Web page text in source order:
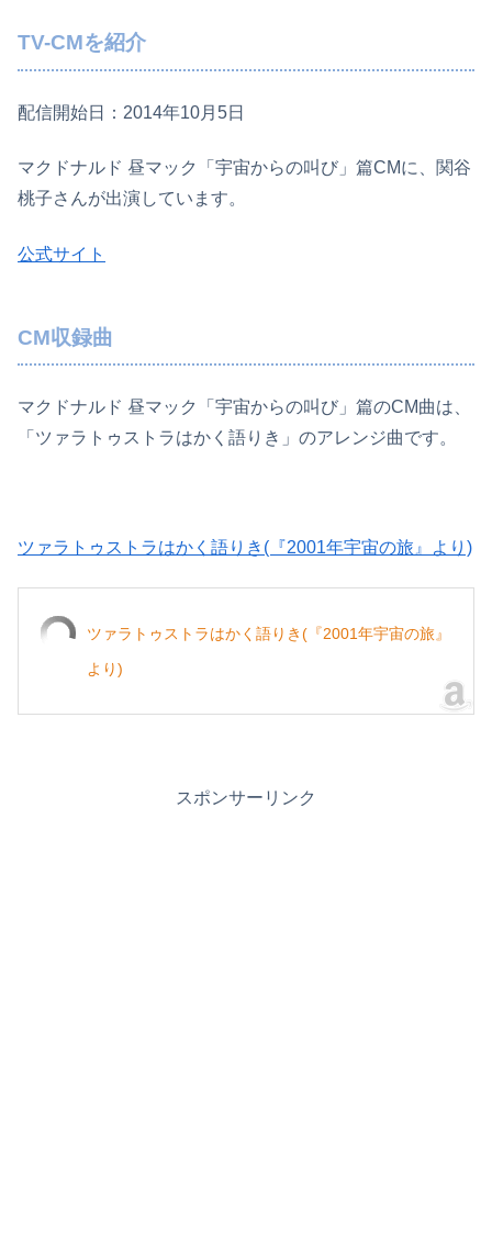
TV-CMを紹介
配信開始日：2014年10月5日
マクドナルド 昼マック「宇宙からの叫び」篇CMに、関谷
桃子さんが出演しています。
公式サイト
CM収録曲
マクドナルド 昼マック「宇宙からの叫び」篇のCM曲は、
「ツァラトゥストラはかく語りき」のアレンジ曲です。
ツァラトゥストラはかく語りき(『2001年宇宙の旅』より)
ツァラトゥストラはかく語りき(『2001年宇宙の旅』
より)
スポンサーリンク